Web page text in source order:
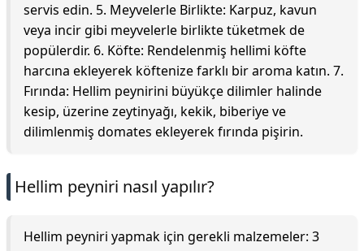
servis edin. 5. Meyvelerle Birlikte: Karpuz, kavun
veya incir gibi meyvelerle birlikte tüketmek de
popülerdir. 6. Köfte: Rendelenmiş hellimi köfte
harcına ekleyerek köftenize farklı bir aroma katın. 7.
Fırında: Hellim peynirini büyükçe dilimler halinde
kesip, üzerine zeytinyağı, kekik, biberiye ve
dilimlenmiş domates ekleyerek fırında pişirin.
Hellim peyniri nasıl yapılır?
Hellim peyniri yapmak için gerekli malzemeler: 3